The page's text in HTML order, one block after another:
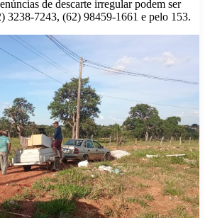
de descarte irregular podem ser
3238-7243, (62) 98459-1661 e pelo 153.